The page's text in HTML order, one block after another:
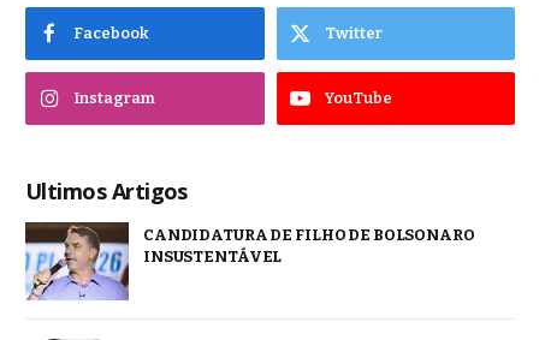
Facebook Twitter
Instagram YouTube
Ultimos Artigos
CANDIDATURA DE FILHO DE BOLSONARO
INSUSTENTÁVEL